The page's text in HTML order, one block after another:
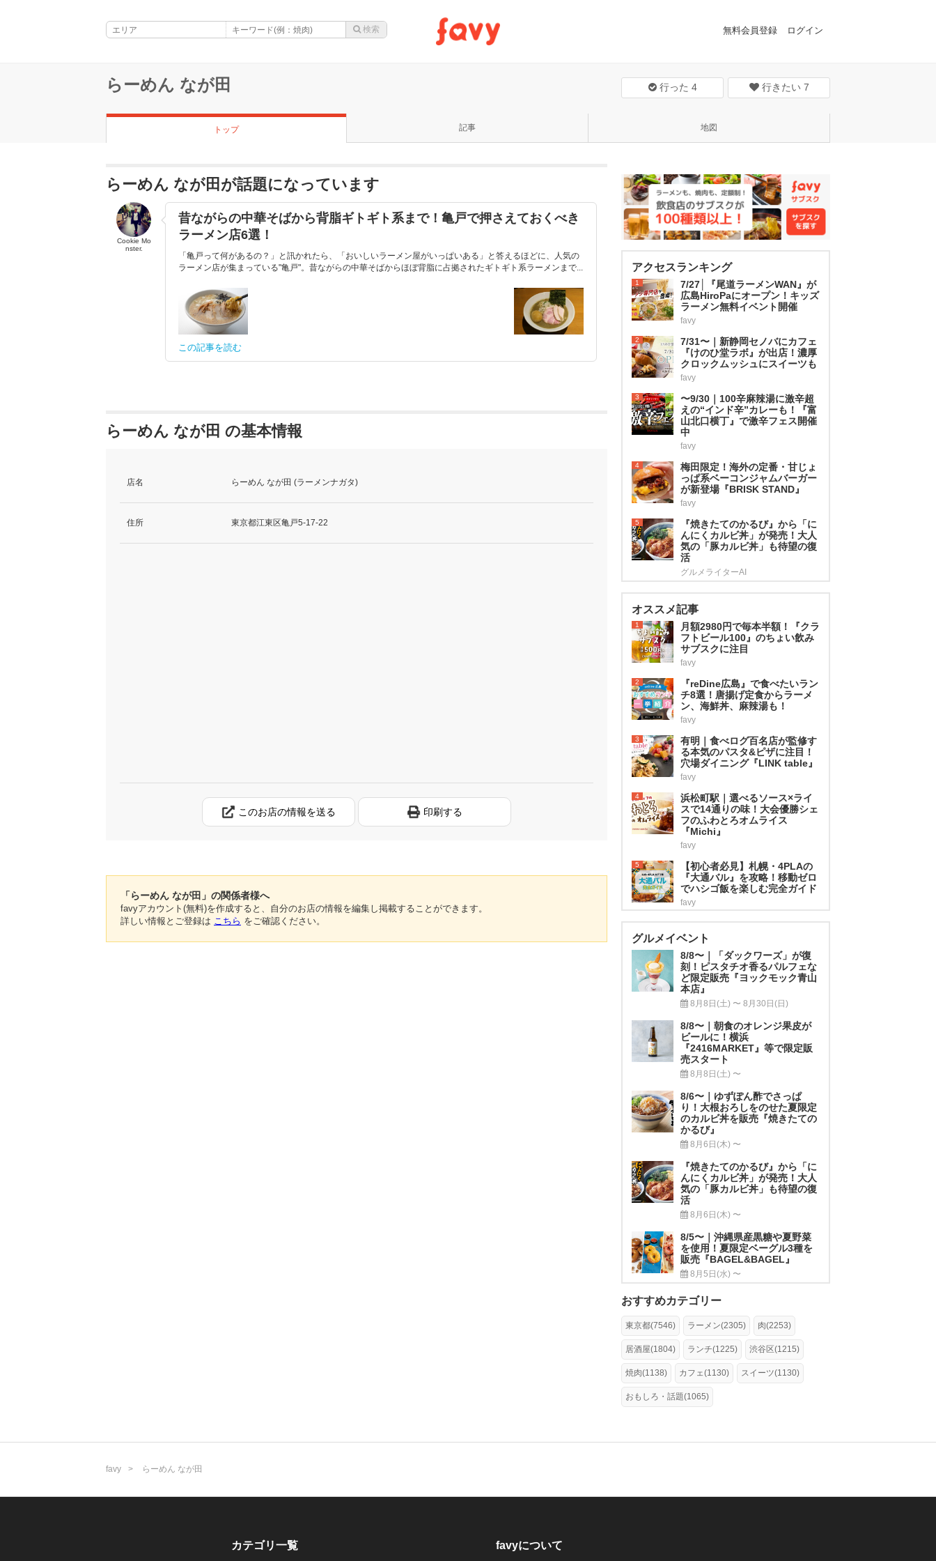
無料会員登録 ログイン
らーめん なが田 行った 4 行きたい 7
トップ 記事 地図
らーめん なが田が話題になっています
Cookie Mo
nster.
昔ながらの中華そばから背脂ギトギト系まで！亀戸で押さえておくべき
ラーメン店6選！
「亀戸って何があるの？」と訊かれたら、「おいしいラーメン屋がいっぱいある」と答えるほどに、人気の
ラーメン店が集まっている"亀戸"。昔ながらの中華そばからほぼ背脂に占拠されたギトギト系ラーメンまで...
この記事を読む
らーめん なが田 の基本情報
店名 らーめん なが田 (ラーメンナガタ)
住所 東京都江東区亀戸5-17-22
このお店の情報を送る 印刷する
「らーめん なが田」の関係者様へ
favyアカウント(無料)を作成すると、自分のお店の情報を編集し掲載することができます。
詳しい情報とご登録は こちら をご確認ください。
アクセスランキング
1
7/27│『尾道ラーメンWAN』が
広島HiroPaにオープン！キッズ
ラーメン無料イベント開催
favy
2
7/31〜｜新静岡セノバにカフェ
『けのひ堂ラボ』が出店！濃厚
クロックムッシュにスイーツも
favy
3
〜9/30｜100辛麻辣湯に激辛超
えの“インド辛”カレーも！『富
山北口横丁』で激辛フェス開催
中
favy
4
梅田限定！海外の定番・甘じょ
っぱ系ベーコンジャムバーガー
が新登場『BRISK STAND』
favy
5
『焼きたてのかるび』から「に
んにくカルビ丼」が発売！大人
気の「豚カルビ丼」も待望の復
活
グルメライターAI
オススメ記事
1
月額2980円で毎本半額！『クラ
フトビール100』のちょい飲み
サブスクに注目
favy
2
『reDine広島』で食べたいラン
チ8選！唐揚げ定食からラーメ
ン、海鮮丼、麻辣湯も！
favy
3
有明｜食べログ百名店が監修す
る本気のパスタ&ピザに注目！
穴場ダイニング『LINK table』
favy
4
浜松町駅｜選べるソース×ライ
スで14通りの味！大会優勝シェ
フのふわとろオムライス
『Michi』
favy
5
【初心者必見】札幌・4PLAの
『大通バル』を攻略！移動ゼロ
でハシゴ飯を楽しむ完全ガイド
favy
グルメイベント
8/8〜｜「ダックワーズ」が復
刻！ピスタチオ香るパルフェな
ど限定販売『ヨックモック青山
本店』
8月8日(土) 〜 8月30日(日)
8/8〜｜朝食のオレンジ果皮が
ビールに！横浜
『2416MARKET』等で限定販
売スタート
8月8日(土) 〜
8/6〜｜ゆずぽん酢でさっぱ
り！大根おろしをのせた夏限定
のカルビ丼を販売『焼きたての
かるび』
8月6日(木) 〜
『焼きたてのかるび』から「に
んにくカルビ丼」が発売！大人
気の「豚カルビ丼」も待望の復
活
8月6日(木) 〜
8/5〜｜沖縄県産黒糖や夏野菜
を使用！夏限定ベーグル3種を
販売『BAGEL&BAGEL』
8月5日(水) 〜
おすすめカテゴリー
東京都(7546) ラーメン(2305) 肉(2253)
居酒屋(1804) ランチ(1225) 渋谷区(1215)
焼肉(1138) カフェ(1130) スイーツ(1130)
おもしろ・話題(1065)
favy らーめん なが田
カテゴリ一覧 favyについて